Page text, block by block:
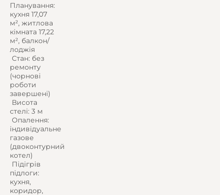
Планування:
кухня 17,07
м², житлова
кімната 17,22
м², балкон/
лоджія
️ Стан: без
ремонту
(чорнові
роботи
завершені)
️ Висота
стелі: 3 м
️ Опалення:
індивідуальне
газове
(двоконтурний
котел)
️ Підігрів
підлоги:
кухня,
коридор,